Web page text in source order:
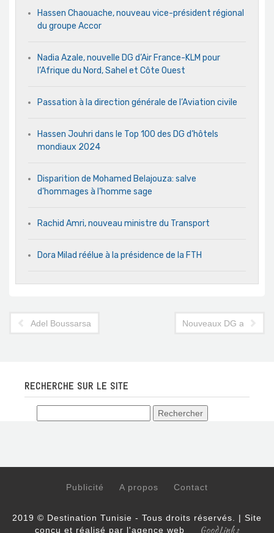
Hassen Chaouache, nouveau vice-président régional
du groupe Accor
Nadia Azale, nouvelle DG d’Air France-KLM pour
l’Afrique du Nord, Sahel et Côte Ouest
Passation à la direction générale de l’Aviation civile
Hassen Jouhri dans le Top 100 des DG d’hôtels
mondiaux 2024
Disparition de Mohamed Belajouza: salve
d’hommages à l’homme sage
Rachid Amri, nouveau ministre du Transport
Dora Milad réélue à la présidence de la FTH
Adel Boussarsar choisit de prendre du reculNouveaux DG au sein
RECHERCHE SUR LE SITE
Publicité A propos Contact
2019 © Destination Tunisie - Tous droits réservés. | Site
conçu et réalisé par l'agence web
GoodLinks